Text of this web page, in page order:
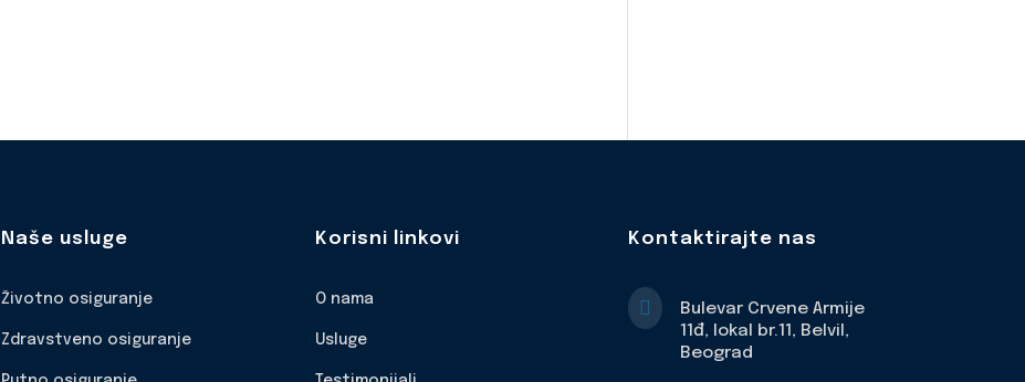
Naše usluge
Životno osiguranje
Zdravstveno osiguranje
Korisni linkovi
O nama
Usluge
Kontaktirajte nas

Bulevar Crvene Armije
11đ, lokal br.11, Belvil,
Beograd